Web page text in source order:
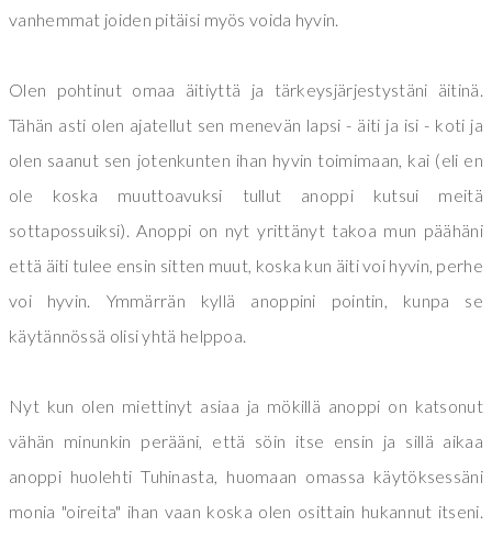
vanhemmat joiden pitäisi myös voida hyvin.
Olen pohtinut omaa äitiyttä ja tärkeysjärjestystäni äitinä.
Tähän asti olen ajatellut sen menevän lapsi - äiti ja isi - koti ja
olen saanut sen jotenkunten ihan hyvin toimimaan, kai (eli en
ole koska muuttoavuksi tullut anoppi kutsui meitä
sottapossuiksi). Anoppi on nyt yrittänyt takoa mun päähäni
että äiti tulee ensin sitten muut, koska kun äiti voi hyvin, perhe
voi hyvin. Ymmärrän kyllä anoppini pointin, kunpa se
käytännössä olisi yhtä helppoa.
Nyt kun olen miettinyt asiaa ja mökillä anoppi on katsonut
vähän minunkin perääni, että söin itse ensin ja sillä aikaa
anoppi huolehti Tuhinasta, huomaan omassa käytöksessäni
monia "oireita" ihan vaan koska olen osittain hukannut itseni.